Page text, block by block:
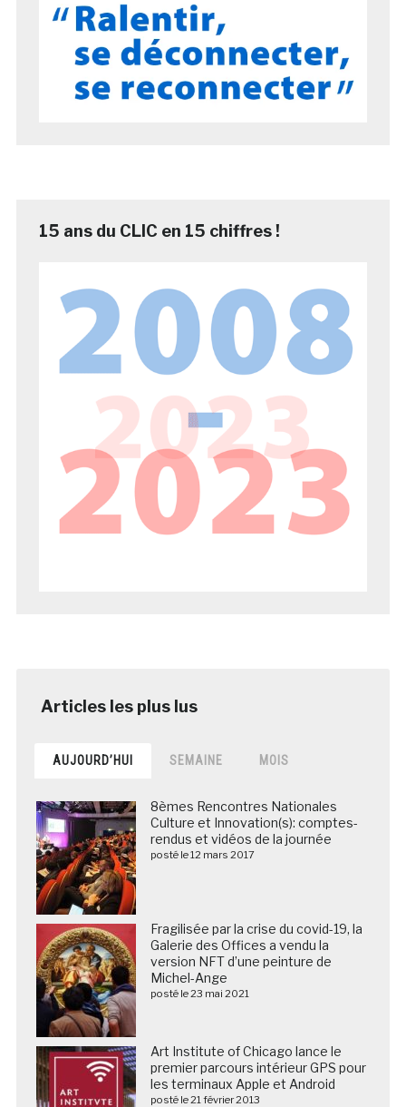
15 ans du CLIC en 15 chiffres !
AUJOURD’HUI SEMAINE MOIS
8èmes Rencontres Nationales
Culture et Innovation(s): comptes-
rendus et vidéos de la journée
posté le 12 mars 2017
Fragilisée par la crise du covid-19, la
Galerie des Offices a vendu la
version NFT d’une peinture de
Michel-Ange
posté le 23 mai 2021
Art Institute of Chicago lance le
premier parcours intérieur GPS pour
les terminaux Apple et Android
posté le 21 février 2013